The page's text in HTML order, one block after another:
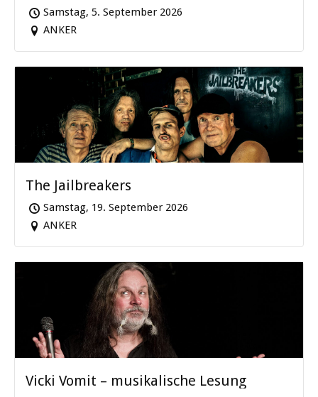
Samstag, 5. September 2026
ANKER
The Jailbreakers
Samstag, 19. September 2026
ANKER
Vicki Vomit – musikalische Lesung